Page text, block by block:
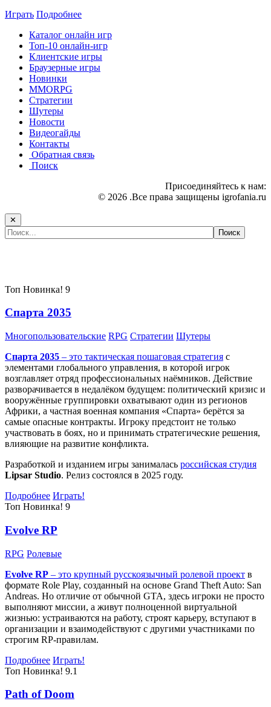
Играть Подробнее
Каталог онлайн игр
Топ-10 онлайн-игр
Клиентские игры
Браузерные игры
Новинки
MMORPG
Стратегии
Шутеры
Новости
Видеогайды
Контакты
Обратная связь
Поиск
Присоединяйтесь к нам:
© 2026 .Все права защищены igrofania.ru
✕
Топ Новинка! 9
Спарта 2035
Многопользовательские RPG Стратегии Шутеры
Спарта 2035 – это тактическая пошаговая стратегия с
элементами глобального управления, в которой игрок
возглавляет отряд профессиональных наёмников. Действие
разворачивается в недалёком будущем: политический кризис и
вооружённые группировки охватывают один из регионов
Африки, а частная военная компания «Спарта» берётся за
самые опасные контракты. Игроку предстоит не только
участвовать в боях, но и принимать стратегические решения,
влияющие на развитие конфликта.
Разработкой и изданием игры занималась российская студия
Lipsar Studio. Релиз состоялся в 2025 году.
Подробнее Играть!
Топ Новинка! 9
Evolve RP
RPG Ролевые
Evolve RP – это крупный русскоязычный ролевой проект в
формате Role Play, созданный на основе Grand Theft Auto: San
Andreas. Но отличие от обычной GTA, здесь игроки не просто
выполняют миссии, а живут полноценной виртуальной
жизнью: устраиваются на работу, строят карьеру, вступают в
организации и взаимодействуют с другими участниками по
строгим RP-правилам.
Подробнее Играть!
Топ Новинка! 9.1
Path of Doom